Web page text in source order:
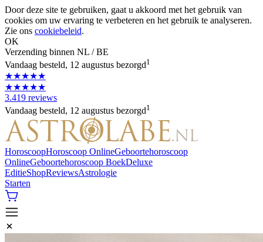
Door deze site te gebruiken, gaat u akkoord met het gebruik van
cookies om uw ervaring te verbeteren en het gebruik te analyseren.
Zie ons cookiebeleid.
OK
Verzending binnen NL / BE
Vandaag besteld, 12 augustus bezorgd1
★★★★★
★★★★★
3.419 reviews
Vandaag besteld, 12 augustus bezorgd1
HoroscoopHoroscoop OnlineGeboortehoroscoop
OnlineGeboortehoroscoop BoekDeluxe
EditieShopReviewsAstrologie
Starten